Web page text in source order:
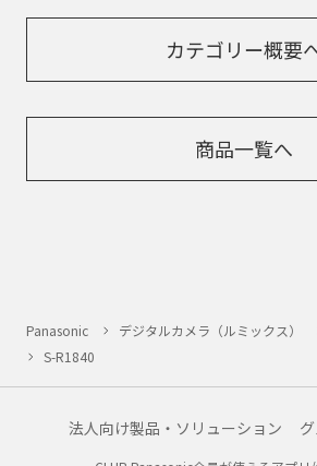
カテゴリー概要
商品一覧へ
Panasonic デジタルカメラ（ルミックス）
S-R1840
法人向け製品・ソリューション